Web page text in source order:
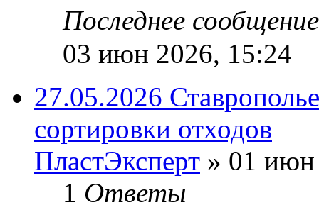
Последнее
03 июн 2026, 15:24
27.05.2026
сортировки отходов
ПластЭксперт » 01 июн
1 Ответы